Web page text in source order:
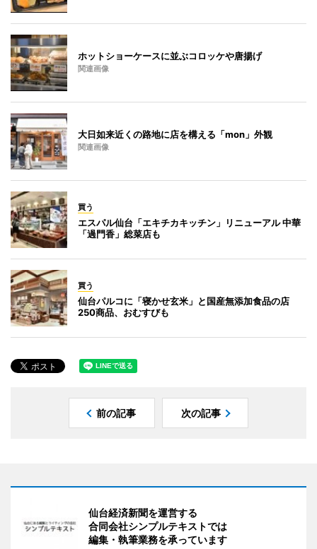
ホットショーケースに並ぶコロッケや唐揚げ
関連画像
大日如来近くの路地に店を構える「mon」外観
関連画像
買う
エスパル仙台「エキチカキッチン」リニューアル 中華
「過門香」総菜店も
買う
仙台パルコに「寝かせ玄米」と国産無添加食品の店
250商品、おむすびも
前の記事 次の記事
仙台経済新聞を運営する
合同会社シンプルテキストでは
編集・執筆業務を承っています